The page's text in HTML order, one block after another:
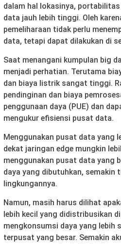
dalam hal lokasinya,
data jauh lebih tinggi. Oleh
pemeliharaan tidak perlu
data, tetapi dapat dilakukan di
Saat menangani kumpulan big
menjadi perhatian. Terutama
dan biaya listrik sangat tinggi.
pendinginan dan biaya
penggunaan daya (PUE) dan
mengukur efisiensi pusat data.
Menggunakan pusat data yang
dekat jaringan edge mungkin
menggunakan pusat data yang
daya yang dibutuhkan, semakin
lingkungannya.
Namun, masih harus dilihat
lebih kecil yang didistribusikan
mengkonsumsi daya yang lebih
terpusat yang besar. Semakin